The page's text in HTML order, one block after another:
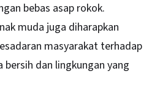
bebas asap rokok.
muda juga diharapkan
masyarakat terhadap
dan lingkungan yang